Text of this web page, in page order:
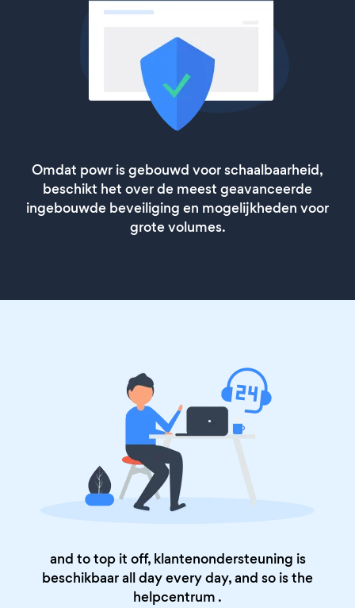
Omdat powr is gebouwd voor schaalbaarheid,
beschikt het over de meest geavanceerde
ingebouwde beveiliging en mogelijkheden voor
grote volumes.
and to top it off, klantenondersteuning is
beschikbaar all day every day, and so is the
helpcentrum .